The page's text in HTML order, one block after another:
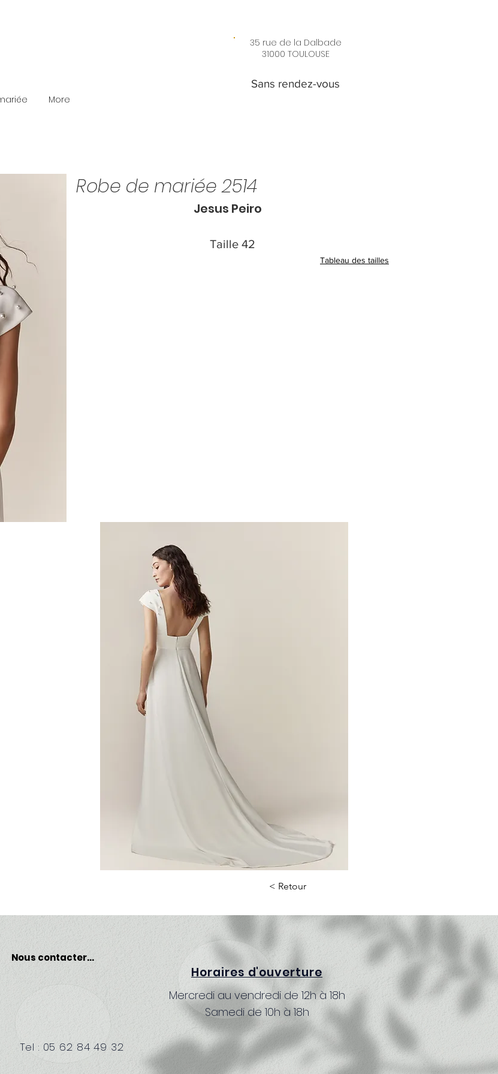
More
35 rue de la Dalbade
31000 TOULOUSE
Sans rendez-vous
Robe de mariée 2514
Jesus Peiro
Taille 42
Tableau des tailles
< Retour
Nous contacter...
Tel : 05 62 84 49 32
Horaires d'ouverture
Mercredi au vendredi de 12h à 18h
Samedi de 10h à 18h